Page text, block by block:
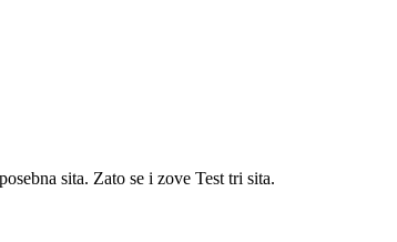
sita. Zato se i zove Test tri sita.